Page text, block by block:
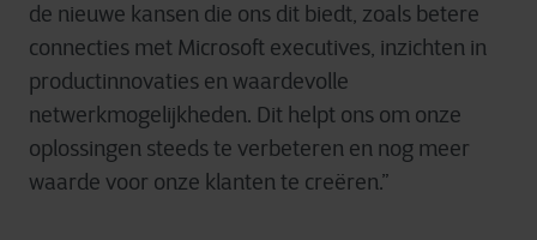
de nieuwe kansen die ons dit biedt, zoals betere
connecties met Microsoft executives, inzichten in
productinnovaties en waardevolle
netwerkmogelijkheden. Dit helpt ons om onze
oplossingen steeds te verbeteren en nog meer
waarde voor onze klanten te creëren.”